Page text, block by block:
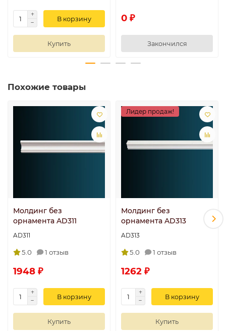
В корзину
Купить
0 ₽
Закончился
Похожие товары
Молдинг без
орнамента AD311
AD311
5.0 1 отзыв
1948 ₽
В корзину
Купить
Лидер продаж!
Молдинг без
орнамента AD313
AD313
5.0 1 отзыв
1262 ₽
В корзину
Купить